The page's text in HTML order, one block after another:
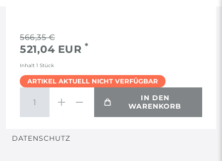
566,35 €
521,04 EUR *
Inhalt 1 Stück
ARTIKEL AKTUELL NICHT VERFÜGBAR
IN DEN
WARENKORB
RECHTLICHES
AGB
WIDERRUF
DATENSCHUTZ